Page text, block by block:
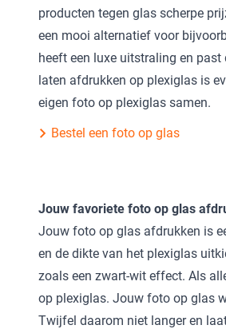
producten tegen glas scherpe
een mooi alternatief voor
heeft een luxe uitstraling en
laten afdrukken op plexiglas is
eigen foto op plexiglas samen.
Bestel een foto op glas
Jouw favoriete foto op glas
Jouw foto op glas afdrukken is
en de dikte van het plexiglas
zoals een zwart-wit effect. Als
op plexiglas. Jouw foto op glas
Twijfel daarom niet langer en